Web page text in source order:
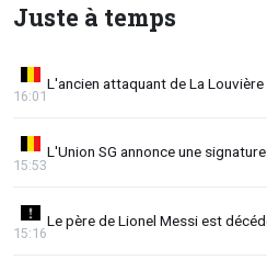
Juste à temps
L'ancien attaquant de La Louvière
16:01
L'Union SG annonce une
15:53
Le père de Lionel Messi est
15:16